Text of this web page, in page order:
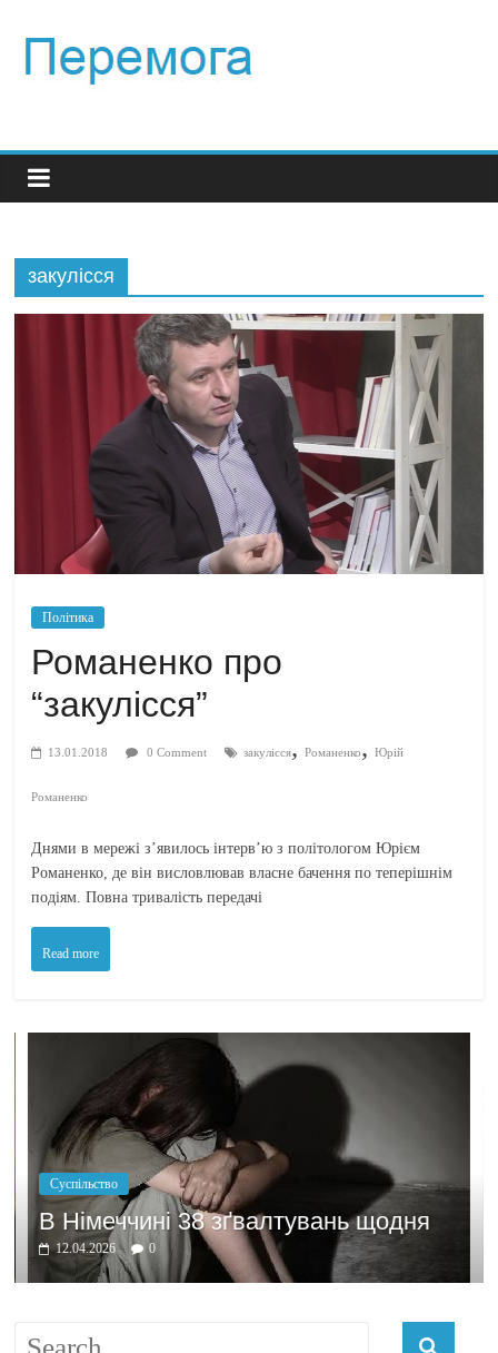
закулісся
Політика
Романенко про
“закулісся”
13.01.2018 0 Comment закулісся,Романенко,Юрій
Романенко
Днями в мережі з’явилось інтерв’ю з політологом Юрієм
Романенко, де він висловлював власне бачення по теперішнім
подіям. Повна тривалість передачі
Read more
зґвалтувань щодня
Політика
Бажання
домовлятись
03.04.2026